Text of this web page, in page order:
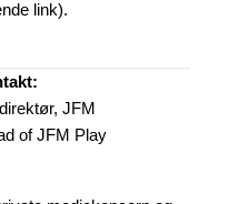
link).
JFM
of JFM Play